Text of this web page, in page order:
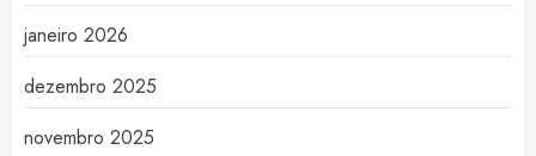
janeiro 2026
dezembro 2025
novembro 2025